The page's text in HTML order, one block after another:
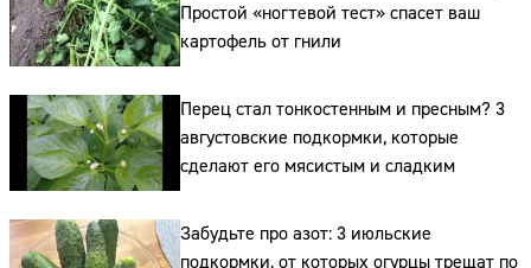
Простой «ногтевой тест» спасет ваш
картофель от гнили
Перец стал тонкостенным и пресным? 3
августовские подкормки, которые
сделают его мясистым и сладким
Забудьте про азот: 3 июльские
подкормки, от которых огурцы трещат по
Сайт: